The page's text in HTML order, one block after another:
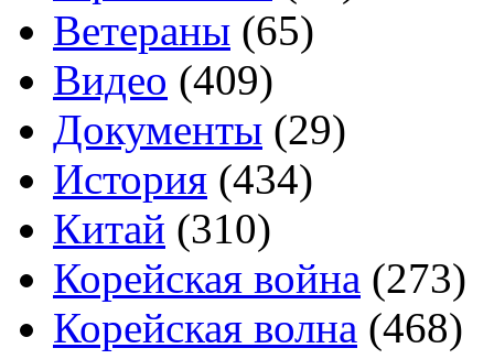
Ветераны (65)
Видео (409)
Документы (29)
История (434)
Китай (310)
Корейская война (273)
Корейская волна (468)